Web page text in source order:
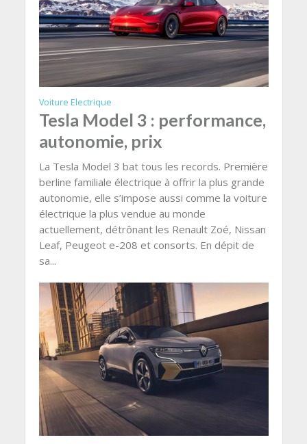
Voiture Electrique
Tesla Model 3 : performance,
autonomie, prix
La Tesla Model 3 bat tous les records. Première
berline familiale électrique à offrir la plus grande
autonomie, elle s’impose aussi comme la voiture
électrique la plus vendue au monde
actuellement, détrônant les Renault Zoé, Nissan
Leaf, Peugeot e-208 et consorts. En dépit de
sa...